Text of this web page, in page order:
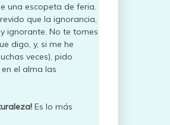
una escopeta de feria.
que la ignorancia,
ignorante. No te tomes
digo, y, si me he
veces), pido
el alma las
Es lo más